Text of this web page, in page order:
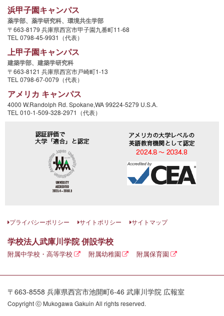
浜甲子園キャンパス
薬学部、 薬学研究科、 環境共生学部
〒663-8179 兵庫県西宮市甲子園九番町11-68
TEL 0798-45-9931（代表）
上甲子園キャンパス
建築学部、 建築学研究科
〒663-8121 兵庫県西宮市戸崎町1-13
TEL 0798-67-0079（代表）
アメリカ キャンパス
4000 W.Randolph Rd. Spokane,WA 99224-5279 U.S.A.
TEL 010-1-509-328-2971（代表）
プライバシーポリシー サイトポリシー サイトマップ
学校法人武庫川学院 併設学校
附属中学校・高等学校 附属幼稚園 附属保育園
〒663-8558 兵庫県西宮市池開町6-46 武庫川学院 広報室
Copyright ⓒ Mukogawa Gakuin All rights reserved.